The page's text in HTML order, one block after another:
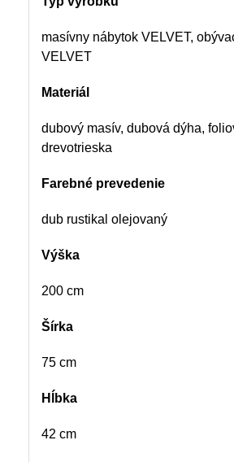
masívny nábytok VELVET,
VELVET
Materiál
dubový masív, dubová dýha,
drevotrieska
Farebné prevedenie
dub rustikal olejovaný
Výška
200 cm
Šírka
75 cm
Hĺbka
42 cm